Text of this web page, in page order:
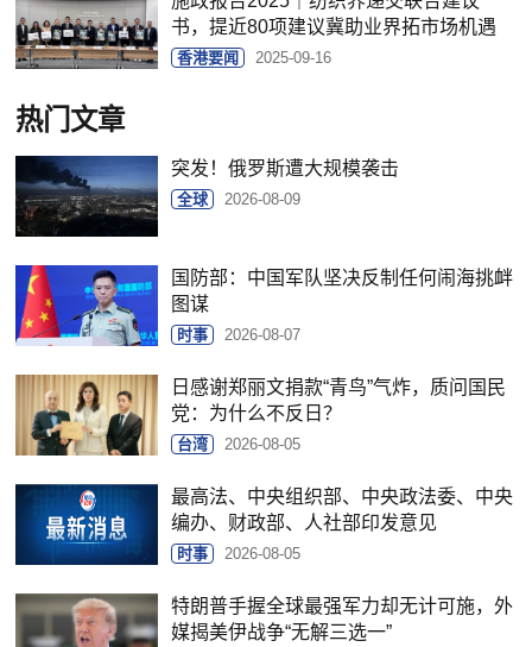
书，提近80项建议冀助业界拓市场机遇
香港要闻 2025-09-16
热门文章
突发！俄罗斯遭大规模袭击
全球 2026-08-09
国防部：中国军队坚决反制任何闹海挑衅
图谋
时事 2026-08-07
日感谢郑丽文捐款“青鸟”气炸，质问国民
党：为什么不反日？
台湾 2026-08-05
最高法、中央组织部、中央政法委、中央
编办、财政部、人社部印发意见
时事 2026-08-05
特朗普手握全球最强军力却无计可施，外
媒揭美伊战争“无解三选一”